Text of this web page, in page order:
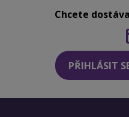
Chcete
PŘIHLÁSIT